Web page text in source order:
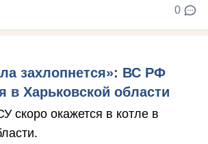
0
захлопнется»: ВС РФ
в Харьковской области
скоро окажется в котле в